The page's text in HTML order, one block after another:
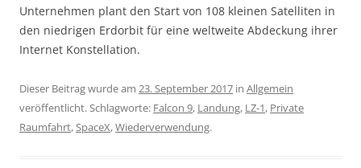
Unternehmen plant den Start von 108 kleinen Satelliten in
den niedrigen Erdorbit für eine weltweite Abdeckung ihrer
Internet Konstellation.
Dieser Beitrag wurde am 23. September 2017 in Allgemein
veröffentlicht. Schlagworte: Falcon 9, Landung, LZ-1, Private
Raumfahrt,SpaceX,Wiederverwendung.